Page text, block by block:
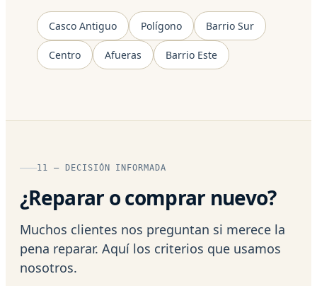
Casco Antiguo Polígono Barrio Sur
Centro Afueras Barrio Este
11 — DECISIÓN INFORMADA
¿Reparar o comprar nuevo?
Muchos clientes nos preguntan si merece la
pena reparar. Aquí los criterios que usamos
nosotros.